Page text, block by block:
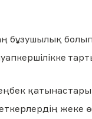
бұзушылық
қатынастары
жеке